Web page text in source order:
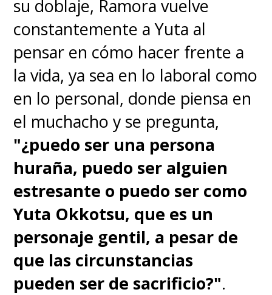
su doblaje, Ramora vuelve
constantemente a Yuta al
pensar en cómo hacer frente a
la vida, ya sea en lo laboral como
en lo personal, donde piensa en
el muchacho y se pregunta,
"¿puedo ser una persona
huraña, puedo ser alguien
estresante o puedo ser como
Yuta Okkotsu, que es un
personaje gentil, a pesar de
que las circunstancias
pueden ser de sacrificio?".